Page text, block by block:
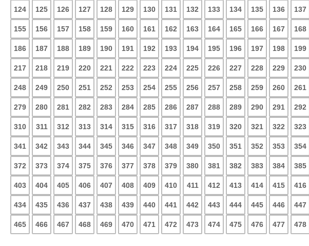
124 125 126 127 128 129 130 131 132 133 134 135 136 137
155 156 157 158 159 160 161 162 163 164 165 166 167 168
186 187 188 189 190 191 192 193 194 195 196 197 198 199
217 218 219 220 221 222 223 224 225 226 227 228 229 230
248 249 250 251 252 253 254 255 256 257 258 259 260 261
279 280 281 282 283 284 285 286 287 288 289 290 291 292
310 311 312 313 314 315 316 317 318 319 320 321 322 323
341 342 343 344 345 346 347 348 349 350 351 352 353 354
372 373 374 375 376 377 378 379 380 381 382 383 384 385
403 404 405 406 407 408 409 410 411 412 413 414 415 416
434 435 436 437 438 439 440 441 442 443 444 445 446 447
465 466 467 468 469 470 471 472 473 474 475 476 477 478